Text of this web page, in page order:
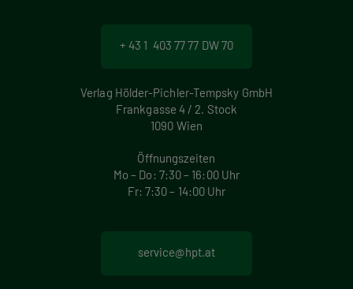
+ 43 1 403 77 77 DW 70
Verlag Hölder-Pichler-Tempsky GmbH
Frankgasse 4 / 2. Stock
1090 Wien
Öffnungszeiten
Mo – Do: 7:30 – 16:00 Uhr
Fr: 7:30 – 14:00 Uhr
service@hpt.at